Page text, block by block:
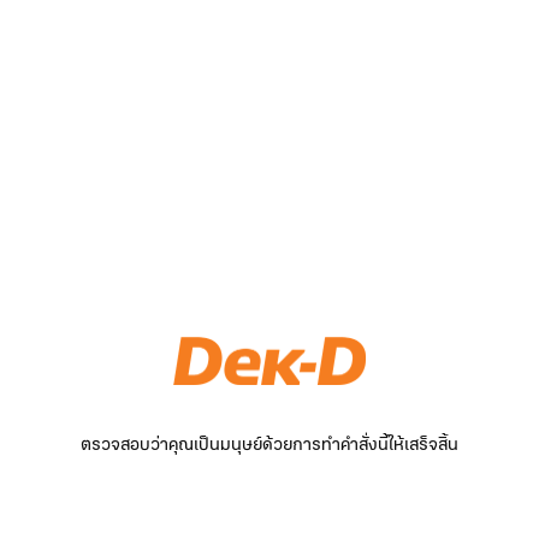
ตรวจสอบว่าคุณเป็นมนุษย์ด้วยการทำคำสั่งนี้ให้เสร็จสิ้น